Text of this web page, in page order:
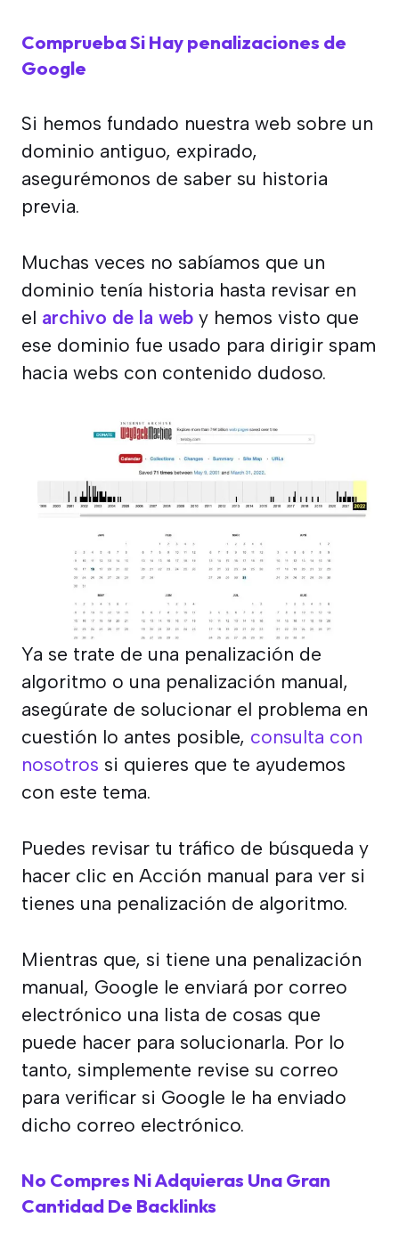
Comprueba Si Hay penalizaciones de
Google
Si hemos fundado nuestra web sobre un
dominio antiguo, expirado,
asegurémonos de saber su historia
previa.
Muchas veces no sabíamos que un
dominio tenía historia hasta revisar en
el archivo de la web y hemos visto que
ese dominio fue usado para dirigir spam
hacia webs con contenido dudoso.
Ya se trate de una penalización de
algoritmo o una penalización manual,
asegúrate de solucionar el problema en
cuestión lo antes posible, consulta con
nosotros si quieres que te ayudemos
con este tema.
Puedes revisar tu tráfico de búsqueda y
hacer clic en Acción manual para ver si
tienes una penalización de algoritmo.
Mientras que, si tiene una penalización
manual, Google le enviará por correo
electrónico una lista de cosas que
puede hacer para solucionarla. Por lo
tanto, simplemente revise su correo
para verificar si Google le ha enviado
dicho correo electrónico.
No Compres Ni Adquieras Una Gran
Cantidad De Backlinks